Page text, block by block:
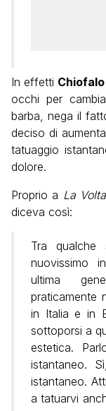
In effetti Chiofalo
occhi per
barba, nega il
deciso di
tatuaggio
dolore.
Proprio a La
diceva così:
Tra qualche
nuovissimo
ultima
praticamente
in Italia e in
sottoporsi a
estetica.
istantaneo.
istantaneo.
a tatuarvi